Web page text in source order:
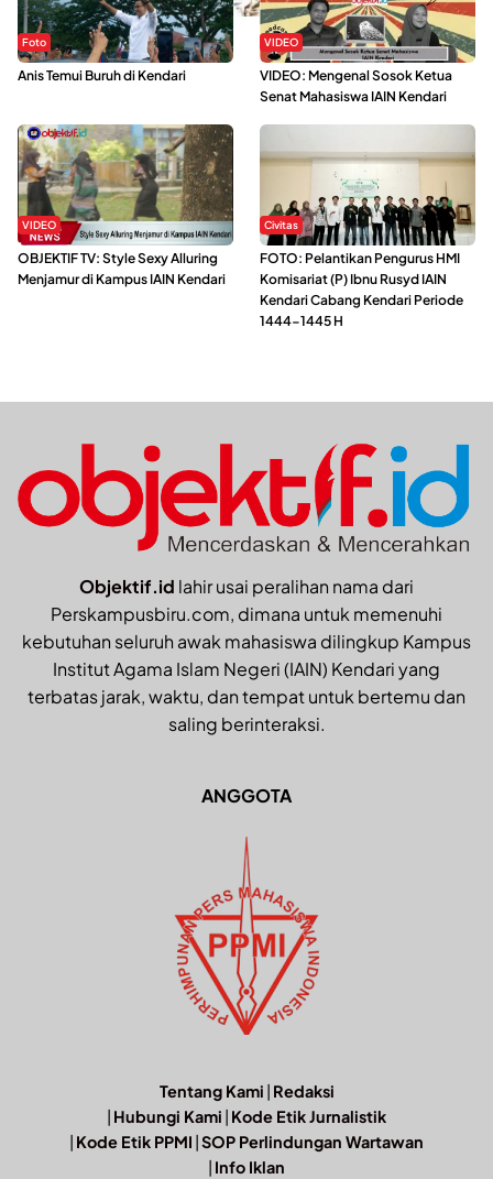
Foto
Anis Temui Buruh di Kendari
VIDEO
VIDEO: Mengenal Sosok Ketua
Senat Mahasiswa IAIN Kendari
VIDEO
OBJEKTIF TV: Style Sexy Alluring
Menjamur di Kampus IAIN Kendari
Civitas
FOTO: Pelantikan Pengurus HMI
Komisariat (P) Ibnu Rusyd IAIN
Kendari Cabang Kendari Periode
1444-1445 H
Objektif.id lahir usai peralihan nama dari
Perskampusbiru.com, dimana untuk memenuhi
kebutuhan seluruh awak mahasiswa dilingkup Kampus
Institut Agama Islam Negeri (IAIN) Kendari yang
terbatas jarak, waktu, dan tempat untuk bertemu dan
saling berinteraksi.
ANGGOTA
Tentang Kami | Redaksi
| Hubungi Kami | Kode Etik Jurnalistik
| Kode Etik PPMI |SOP Perlindungan Wartawan
| Info Iklan